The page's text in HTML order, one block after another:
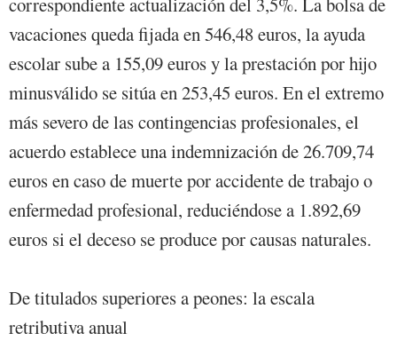
vacaciones queda fijada en 546,48 euros, la ayuda
escolar sube a 155,09 euros y la prestación por hijo
minusválido se sitúa en 253,45 euros. En el extremo
más severo de las contingencias profesionales, el
acuerdo establece una indemnización de 26.709,74
euros en caso de muerte por accidente de trabajo o
enfermedad profesional, reduciéndose a 1.892,69
euros si el deceso se produce por causas naturales.
De titulados superiores a peones: la escala
retributiva anual